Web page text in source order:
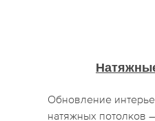
Обновление
натяжных потолков